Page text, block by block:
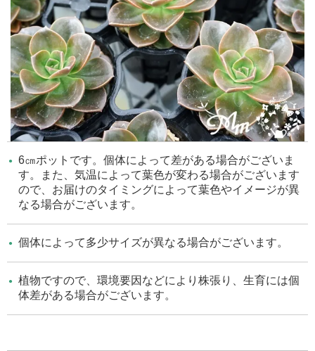
6㎝ポットです。個体によって差がある場合がございま
す。また、気温によって葉色が変わる場合がございます
ので、お届けのタイミングによって葉色やイメージが異
なる場合がございます。
個体によって多少サイズが異なる場合がございます。
植物ですので、環境要因などにより株張り、生育には個
体差がある場合がございます。